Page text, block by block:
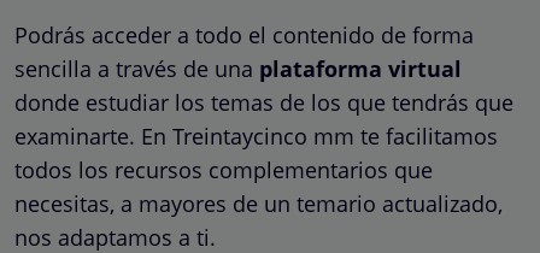
Podrás acceder a todo el contenido de forma
sencilla a través de una plataforma virtual
donde estudiar los temas de los que tendrás que
examinarte. En Treintaycinco mm te facilitamos
todos los recursos complementarios que
necesitas, a mayores de un temario actualizado,
nos adaptamos a ti.